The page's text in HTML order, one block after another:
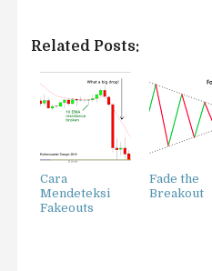
Related Posts:
Cara
Mendeteksi
Fakeouts
Fade the
Breakout